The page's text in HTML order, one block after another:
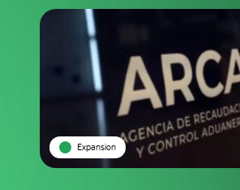
Expansion